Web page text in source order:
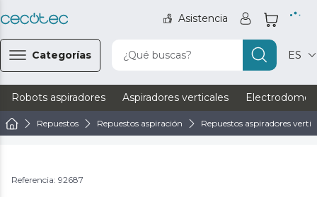
Asistencia
Categorías ¿Qué buscas? ES
Robots aspiradores Aspiradores verticales
Repuestos Repuestos aspiración Repuestos aspiradores
Referencia: 92687